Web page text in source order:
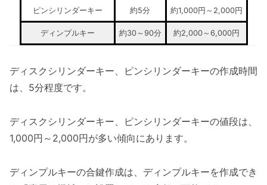
ピンシリンダーキー 約5分 約1,000円～2,000円
ディンプルキー 約30～90分 約2,000～6,000円
ディスクシリンダーキー、ピンシリンダーキーの作成時間
は、5分程度です。
ディスクシリンダーキー、ピンシリンダーキーの値段は、
1,000円～2,000円が多い傾向にあります。
ディンプルキーの合鍵作成は、ディンプルキーを作成でき